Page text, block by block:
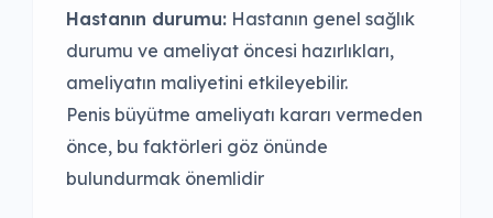
Hastanın durumu: Hastanın genel sağlık
durumu ve ameliyat öncesi hazırlıkları,
ameliyatın maliyetini etkileyebilir.
Penis büyütme ameliyatı kararı vermeden
önce, bu faktörleri göz önünde
bulundurmak önemlidir